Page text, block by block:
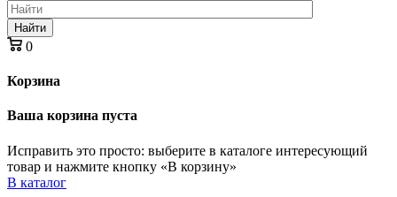
Найти
0
Корзина
Ваша корзина пуста
Исправить это просто: выберите в каталоге интересующий
товар и нажмите кнопку «В корзину»
В каталог